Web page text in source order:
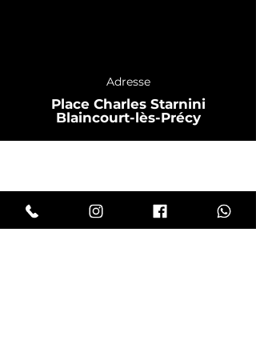
Adresse
Place Charles Starnini
Blaincourt-lès-Précy